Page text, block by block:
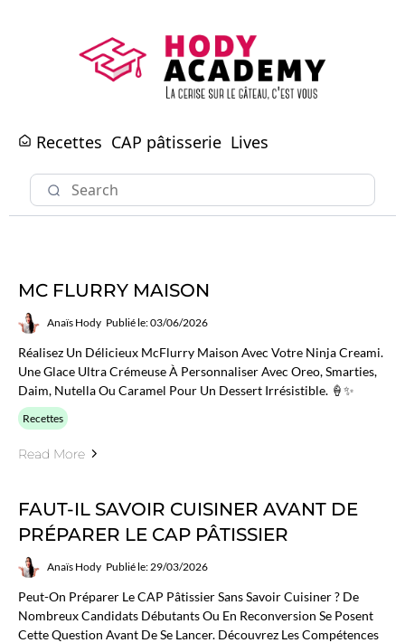
Recettes CAP pâtisserie Lives
MC FLURRY MAISON
Anaïs Hody Publié le: 03/06/2026
Réalisez Un Délicieux McFlurry Maison Avec Votre Ninja Creami.
Une Glace Ultra Crémeuse À Personnaliser Avec Oreo, Smarties,
Daim, Nutella Ou Caramel Pour Un Dessert Irrésistible. 🍦✨
Recettes
Read More
FAUT-IL SAVOIR CUISINER AVANT DE
PRÉPARER LE CAP PÂTISSIER
Anaïs Hody Publié le: 29/03/2026
Peut-On Préparer Le CAP Pâtissier Sans Savoir Cuisiner ? De
Nombreux Candidats Débutants Ou En Reconversion Se Posent
Cette Question Avant De Se Lancer. Découvrez Les Compétences